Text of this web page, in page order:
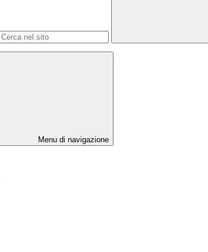
Menu di navigazione